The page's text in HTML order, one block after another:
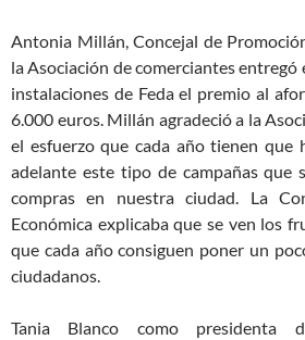
Antonia Millán, Concejal de
la Asociación de comerciantes entregó
instalaciones de Feda el premio al
6.000 euros. Millán agradeció a la
el esfuerzo que cada año tienen que
adelante este tipo de campañas que
compras en nuestra ciudad. La
Económica explicaba que se ven los
que cada año consiguen poner un
ciudadanos.
Tania Blanco como presidenta